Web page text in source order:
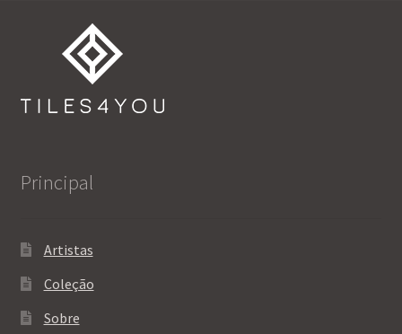
Principal
Artistas
Coleção
Sobre